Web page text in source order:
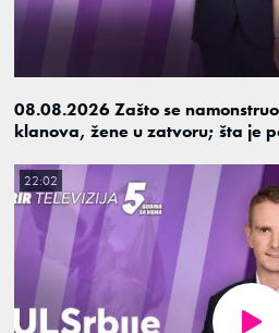
08.08.2026 Zašto se
klanova, žene u zatvoru; šta je
22:02